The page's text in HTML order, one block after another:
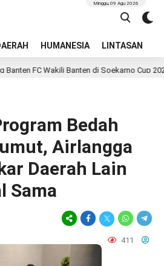
HUMANESIA LINTASAN
Minggu, 09 Agu 2026
FC Wakili Banten di Soekarno Cup 2026,
Bedah
Airlangga
Daerah Lain
Sama
411